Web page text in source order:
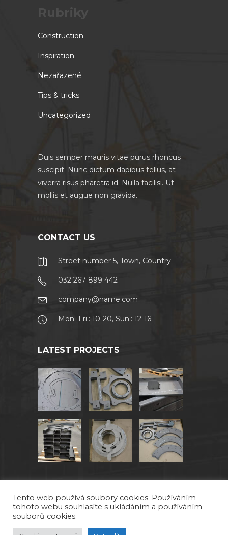
Rubriky
Construction
Inspiration
Nezařazené
Tips & tricks
Uncategorized
Duis semper mauris vitae purus rhoncus
suscipit. Nunc dictum dapibus tellus, at
viverra risus pharetra id. Nulla facilisi. Ut
mollis et augue non gravida.
CONTACT US
Street number 5, Town, Country
032 267 899 442
company@name.com
Mon.-Fri.: 10-20, Sun.: 12-16
LATEST PROJECTS
Tento web používá soubory cookies. Používáním
tohoto webu souhlasíte s ukládáním a používáním
souborů cookies.